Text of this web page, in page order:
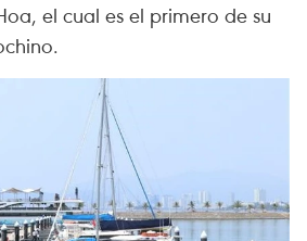
el cual es el primero de su